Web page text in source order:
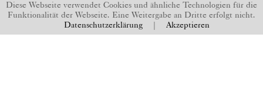
Diese Webseite verwendet Cookies und ähnliche Technologien für die
Funktionalität der Webseite. Eine Weitergabe an Dritte erfolgt nicht.
Datenschutzerklärung Akzeptieren